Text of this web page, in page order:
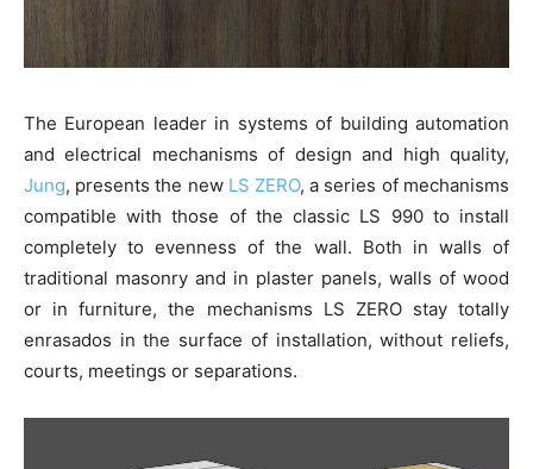
The European leader in systems of building automation
and electrical mechanisms of design and high quality,
Jung, presents the new LS ZERO, a series of mechanisms
compatible with those of the classic LS 990 to install
completely to evenness of the wall. Both in walls of
traditional masonry and in plaster panels, walls of wood
or in furniture, the mechanisms LS ZERO stay totally
enrasados in the surface of installation, without reliefs,
courts, meetings or separations.